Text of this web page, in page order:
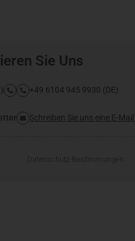
Sie Uns
+49 6104 945 9930 (DE)
Schreiben Sie uns eine E-Mail
Datenschutz-Bestimmungen